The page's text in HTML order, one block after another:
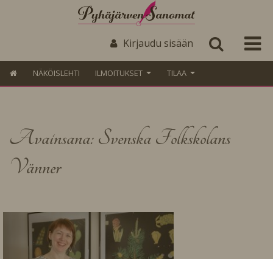
Kirjaudu sisään
NÄKÖISLEHTI ILMOITUKSET TILAA
Avainsana: Svenska Folkskolans
Vänner